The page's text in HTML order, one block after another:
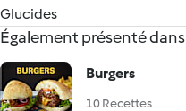
Glucides
Également présenté dans
Burgers
10 Recettes